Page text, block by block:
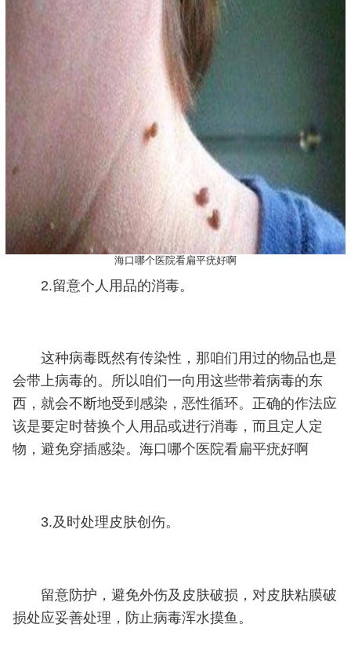
海口哪个医院看扁平疣好啊
2.留意个人用品的消毒。
这种病毒既然有传染性，那咱们用过的物品也是
会带上病毒的。所以咱们一向用这些带着病毒的东
西，就会不断地受到感染，恶性循环。正确的作法应
该是要定时替换个人用品或进行消毒，而且定人定
物，避免穿插感染。海口哪个医院看扁平疣好啊
3.及时处理皮肤创伤。
留意防护，避免外伤及皮肤破损，对皮肤粘膜破
损处应妥善处理，防止病毒浑水摸鱼。